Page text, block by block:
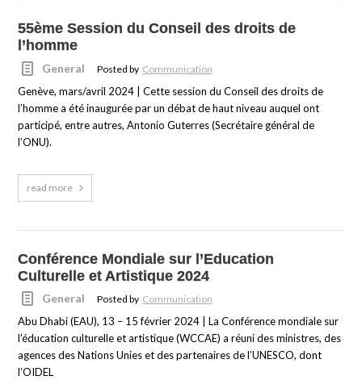
55ème Session du Conseil des droits de
l’homme
General Posted by Communication
Genève, mars/avril 2024 | Cette session du Conseil des droits de
l’homme a été inaugurée par un débat de haut niveau auquel ont
participé, entre autres, Antonio Guterres (Secrétaire général de
l’ONU).
read more
Conférence Mondiale sur l’Education
Culturelle et Artistique 2024
General Posted by Communication
Abu Dhabi (EAU), 13 – 15 février 2024 | La Conférence mondiale sur
l’éducation culturelle et artistique (WCCAE) a réuni des ministres, des
agences des Nations Unies et des partenaires de l’UNESCO, dont
l’OIDEL